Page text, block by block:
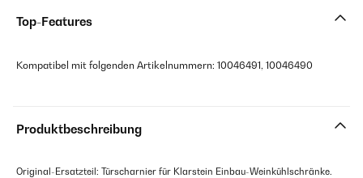
Top-Features
Kompatibel mit folgenden Artikelnummern: 10046491, 10046490
Produktbeschreibung
Original-Ersatzteil: Türscharnier für Klarstein Einbau-Weinkühlschränke.